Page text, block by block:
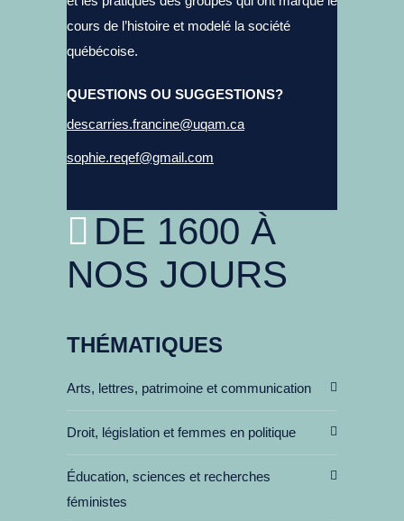
cours de l’histoire et modelé la société
québécoise.
QUESTIONS OU SUGGESTIONS?
descarries.francine@uqam.ca
sophie.reqef@gmail.com
DE 1600 À
NOS JOURS
THÉMATIQUES
Arts, lettres, patrimoine et communication
Droit, législation et femmes en politique
Éducation, sciences et recherches
féministes